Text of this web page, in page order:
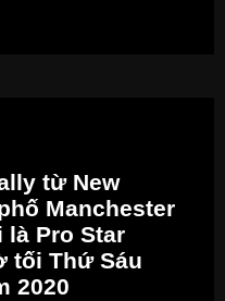
từ New
Manchester
Pro Star
tối Thứ Sáu
2020